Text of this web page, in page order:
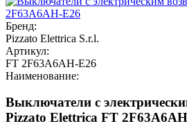
Бренд:
Pizzato Elettrica S.r.l.
Артикул:
FT 2F63A6AH-E26
Наименование:
Выключатели с
Pizzato Elettrica FT